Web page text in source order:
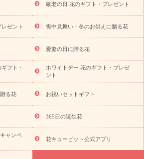
ー
ペットのお供えフラワー
お盆（新
お祝い返し お見舞い
お取り寄せギフト
観葉植物 ミディ胡蝶蘭
プリザーブ
ら探す アレンジメント 花束
スタ
え・お悔やみ 胡蝶蘭 胡蝶蘭・花鉢
ディ胡蝶蘭・お供え
世界初の青色胡蝶蘭
産直多肉植物
プリザーブドフラワー
み 花とセットギフト
セミオーダー
ハナモア-）
花とみどりのeギフト
カラー ピンク イエローオレンジ
レッ
トルコキキョウ
円～ お祝い・4000円～
お祝い・
円～ お祝い・ 10000円～
お供え・お
敬老の日 花のギフト・プレゼント
ゼント 喪中見舞い・冬のお供えに贈る花
愛妻の日に贈る花
フト・
ホワイトデー 花のギフト・プレゼ
ント
る花 お祝いセットギフト
365日の誕生花
ャンペ
花キューピット公式アプリ